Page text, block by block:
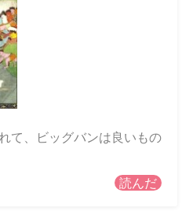
て、ビッグバンは良いもの
読んだ